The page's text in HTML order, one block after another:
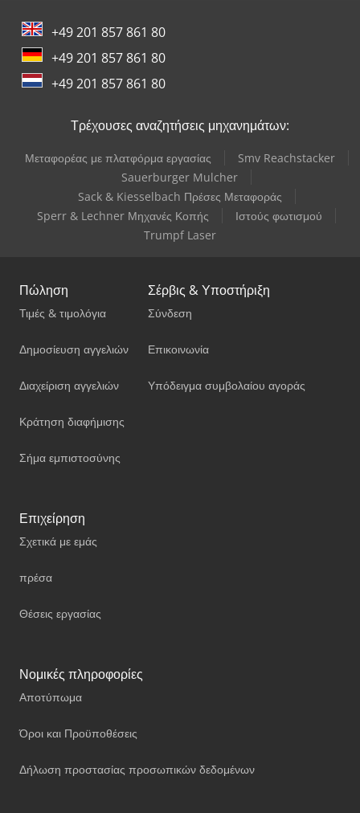
+49 201 857 861 80
+49 201 857 861 80
+49 201 857 861 80
Τρέχουσες αναζητήσεις μηχανημάτων:
Μεταφορέας με πλατφόρμα εργασίας
Smv Reachstacker
Sauerburger Mulcher
Sack & Kiesselbach Πρέσες Μεταφοράς
Sperr & Lechner Μηχανές Κοπής
Ιστούς φωτισμού
Trumpf Laser
Πώληση
Τιμές & τιμολόγια
Δημοσίευση αγγελιών
Διαχείριση αγγελιών
Κράτηση διαφήμισης
Σήμα εμπιστοσύνης
Σέρβις & Υποστήριξη
Σύνδεση
Επικοινωνία
Υπόδειγμα συμβολαίου αγοράς
Επιχείρηση
Σχετικά με εμάς
πρέσα
Θέσεις εργασίας
Νομικές πληροφορίες
Αποτύπωμα
Όροι και Προϋποθέσεις
Δήλωση προστασίας προσωπικών δεδομένων